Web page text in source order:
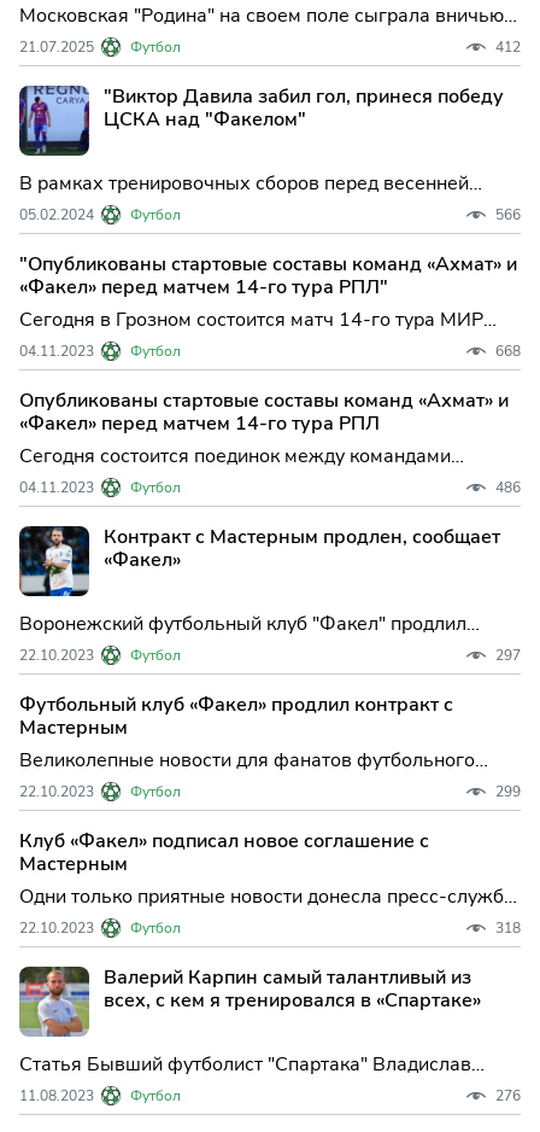
Московская "Родина" на своем поле сыграла вничью с
новороссийским "Черноморцем" в матче первого тура
футбольного Первой лиги. Встреча, прошедшая в
Москве, завершилась со...
21.07.2025 Футбол 412
"Виктор Давила забил гол, принеся победу
ЦСКА над "Факелом"
В рамках тренировочных сборов перед весенней
частью сезона две команды Российской Премьер-
Лиги сыграли товарищеский матч. "ЦСКА" встретился
с "Факелом" и одержал минимальную победу со
счетом 1:0.
05.02.2024 Футбол 566
"Опубликованы стартовые составы команд «Ахмат» и
«Факел» перед матчем 14-го тура РПЛ"
Сегодня в Грозном состоится матч 14-го тура МИР
Российской премьер-лиги (РПЛ) между командами
«Ахмат» и «Факел». Обе команды уже определились
со стартовыми составами на эту важную встречу.
Встреча пройдет в субботу и начнется в 16:30 по
московскому
04.11.2023 Футбол 668
Опубликованы стартовые составы команд «Ахмат» и
«Факел» перед матчем 14‑го тура РПЛ
Сегодня состоится поединок между командами
«Ахмат» и «Факел» в рамках 14-го тура Российской
премьер-лиги. Матч будет проходить на поле
грозненского стадиона и начнется в 16:30 по
московскому времени. Тренеры обеих команд уже
назвали свои стартовые со
04.11.2023 Футбол 486
Контракт с Мастерным продлен, сообщает
«Факел»
Воронежский футбольный клуб "Факел" продлил
контракт с защитником Владиславом Мастерным,
который выступает за команду с 2019 года. По
данным пресс-службы клуба, за это время Мастерной
провел уже 130 матчей в футболке "Факела". Новое
соглашение сторо
22.10.2023 Футбол 297
Футбольный клуб «Факел» продлил контракт с
Мастерным
Великолепные новости для фанатов футбольного
клуба «Факел»! Защитник команды, Владислав
Мастерной, официально подписал новый контракт с
клубом. Об этом сообщила пресс-служба воронежской
команды. Владислав Мастерной является игроком
«Факела» с 2019 г
22.10.2023 Футбол 299
Клуб «Факел» подписал новое соглашение с
Мастерным
Одни только приятные новости донесла пресс-служба
воронежского футбольного клуба «Факел». Защитник
команды Владислав Мастерной подписал новый
контракт, продолжая свое сотрудничество с клубом.
Соглашение о продлении контракта с Владиславом
Мастерным
22.10.2023 Футбол 318
Валерий Карпин самый талантливый из
всех, с кем я тренировался в «Спартаке»
Статья Бывший футболист "Спартака" Владислав
Мастерной поделился своим мнением о бывшем
тренере красно-белых Валерии Карпине, назвав его
11.08.2023 Футбол 276